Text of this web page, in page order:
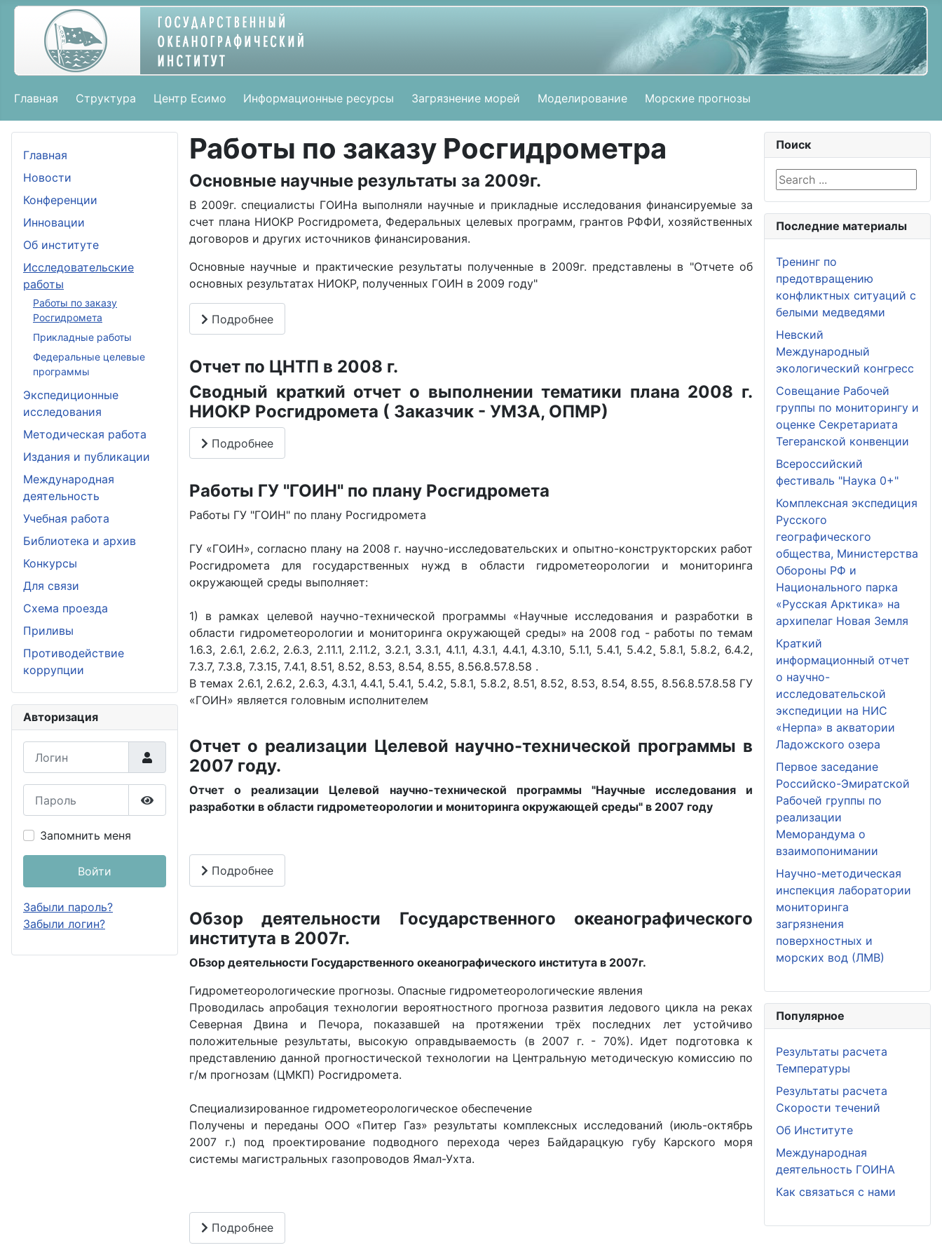
Главная Структура Центр Есимо Информационные ресурсы Загрязнение морей Моделирование Морские прогнозы
Главная
Новости
Конференции
Инновации
Об институте
Исследовательские
работы
Работы по заказу
Росгидромета
Прикладные работы
Федеральные целевые
программы
Экспедиционные
исследования
Методическая работа
Издания и публикации
Международная
деятельность
Учебная работа
Библиотека и архив
Конкурсы
Для связи
Схема проезда
Приливы
Противодействие
коррупции
Авторизация
Показать пароль
Запомнить меня
Войти
Забыли пароль?
Забыли логин?
Работы по заказу Росгидрометра
Основные научные результаты за 2009г.
В 2009г. специалисты ГОИНа выполняли научные и прикладные исследования финансируемые за
счет плана НИОКР Росгидромета, Федеральных целевых программ, грантов РФФИ, хозяйственных
договоров и других источников финансирования.
Основные научные и практические результаты полученные в 2009г. представлены в "Отчете об
основных результатах НИОКР, полученных ГОИН в 2009 году"
Подробнее
Отчет по ЦНТП в 2008 г.
Сводный краткий отчет о выполнении тематики плана 2008 г.
НИОКР Росгидромета ( Заказчик - УМЗА, ОПМР)
Подробнее
Работы ГУ "ГОИН" по плану Росгидромета
Работы ГУ "ГОИН" по плану Росгидромета
ГУ «ГОИН», согласно плану на 2008 г. научно-исследовательских и опытно-конструкторских работ
Росгидромета для государственных нужд в области гидрометеорологии и мониторинга
окружающей среды выполняет:
1) в рамках целевой научно-технической программы «Научные исследования и разработки в
области гидрометеорологии и мониторинга окружающей среды» на 2008 год - работы по темам
1.6.3, 2.6.1, 2.6.2, 2.6.3, 2.11.1, 2.11.2, 3.2.1, 3.3.1, 4.1.1, 4.3.1, 4.4.1, 4.3.10, 5.1.1, 5.4.1, 5.4.2¸ 5.8.1, 5.8.2, 6.4.2,
7.3.7, 7.3.8, 7.3.15, 7.4.1, 8.51, 8.52, 8.53, 8.54, 8.55, 8.56.8.57.8.58 .
В темах 2.6.1, 2.6.2, 2.6.3, 4.3.1, 4.4.1, 5.4.1, 5.4.2, 5.8.1, 5.8.2, 8.51, 8.52, 8.53, 8.54, 8.55, 8.56.8.57.8.58 ГУ
«ГОИН» является головным исполнителем
Отчет о реализации Целевой научно-технической программы в
2007 году.
Отчет о реализации Целевой научно-технической программы "Научные исследования и
разработки в области гидрометеорологии и мониторинга окружающей среды" в 2007 году
Подробнее
Обзор деятельности Государственного океанографического
института в 2007г.
ОБзор деятельности Государственного океанографического института в 2007г.
Гидрометеорологические прогнозы. Опасные гидрометеорологические явления
Проводилась апробация технологии вероятностного прогноза развития ледового цикла на реках
Северная Двина и Печора, показавшей на протяжении трёх последних лет устойчиво
положительные результаты, высокую оправдываемость (в 2007 г. - 70%). Идет подготовка к
представлению данной прогностической технологии на Центральную методическую комиссию по
г/м прогнозам (ЦМКП) Росгидромета.
Специализированное гидрометеорологическое обеспечение
Получены и переданы ООО «Питер Газ» результаты комплексных исследований (июль-октябрь
2007 г.) под проектирование подводного перехода через Байдарацкую губу Карского моря
системы магистральных газопроводов Ямал-Ухта.
Подробнее
Поиск
Search ...
Последние материалы
Тренинг по
предотвращению
конфликтных ситуаций с
белыми медведями
Невский
Международный
экологический конгресс
Совещание Рабочей
группы по мониторингу и
оценке Секретариата
Тегеранской конвенции
Всероссийский
фестиваль "Наука 0+"
Комплексная экспедиция
Русского
географического
общества, Министерства
Обороны РФ и
Национального парка
«Русская Арктика» на
архипелаг Новая Земля
Краткий
информационный отчет
о научно-
исследовательской
экспедиции на НИС
«Нерпа» в акватории
Ладожского озера
Первое заседание
Российско-Эмиратской
Рабочей группы по
реализации
Меморандума о
взаимопонимании
Научно-методическая
инспекция лаборатории
мониторинга
загрязнения
поверхностных и
морских вод (ЛМВ)
Популярное
Результаты расчета
Температуры
Результаты расчета
Скорости течений
Об Институте
Международная
деятельность ГОИНА
Как связаться с нами